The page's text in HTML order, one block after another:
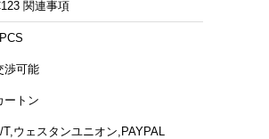
関連事項
渉可能
ートン
T,ウェスタンユニオン,PAYPAL